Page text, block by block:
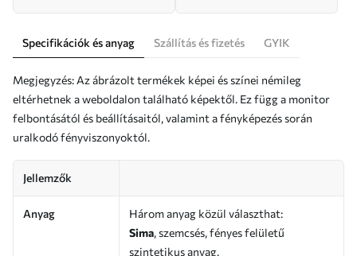
Specifikációk és anyag Szállítás és fizetés GYIK
Megjegyzés: Az ábrázolt termékek képei és színei némileg
eltérhetnek a weboldalon található képektől. Ez függ a monitor
felbontásától és beállításaitól, valamint a fényképezés során
uralkodó fényviszonyoktól.
Jellemzők
Anyag
Három anyag közül választhat:
Sima, szemcsés, fényes felületű
szintetikus anyag.